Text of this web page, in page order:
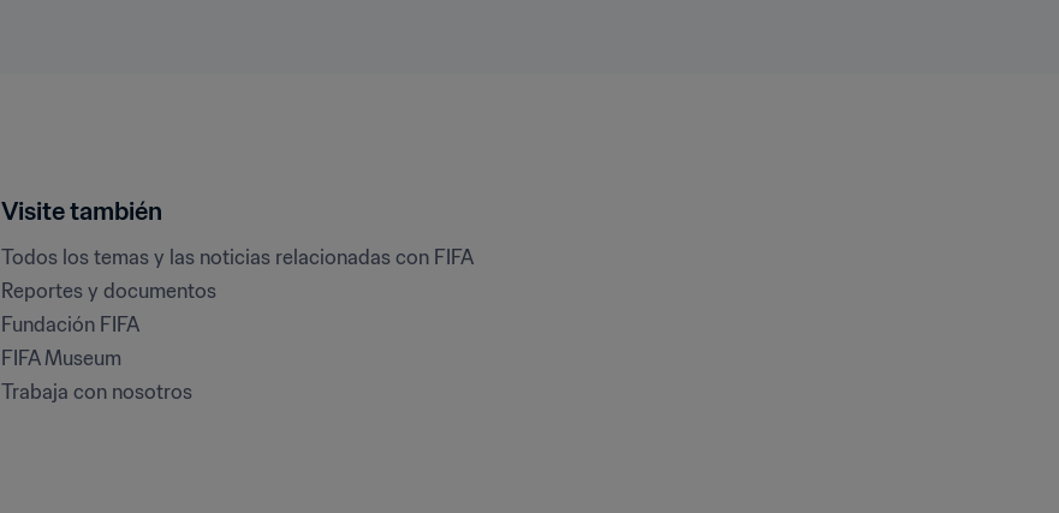
Visite también
Todos los temas y las noticias relacionadas con FIFA
Reportes y documentos
Fundación FIFA
FIFA Museum
Trabaja con nosotros